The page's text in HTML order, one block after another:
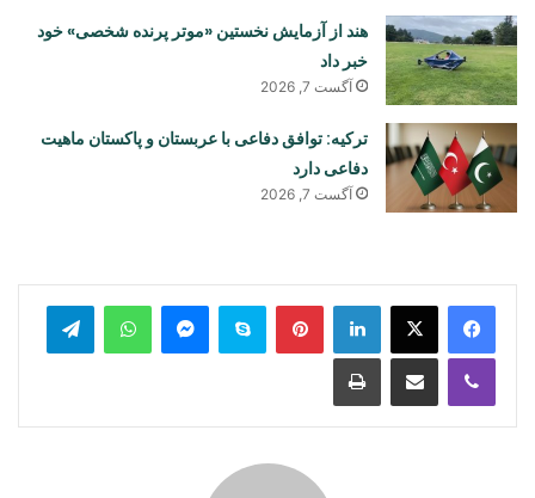
هند از آزمایش نخستین «موتر پرنده شخصی» خود
خبر داد
آگست 7, 2026
ترکیه: توافق دفاعی با عربستان و پاکستان ماهیت
دفاعی دارد
آگست 7, 2026
LinkedIn
Pinterest
Skype
Messenger
WhatsApp
Viber
Share via Email
Print